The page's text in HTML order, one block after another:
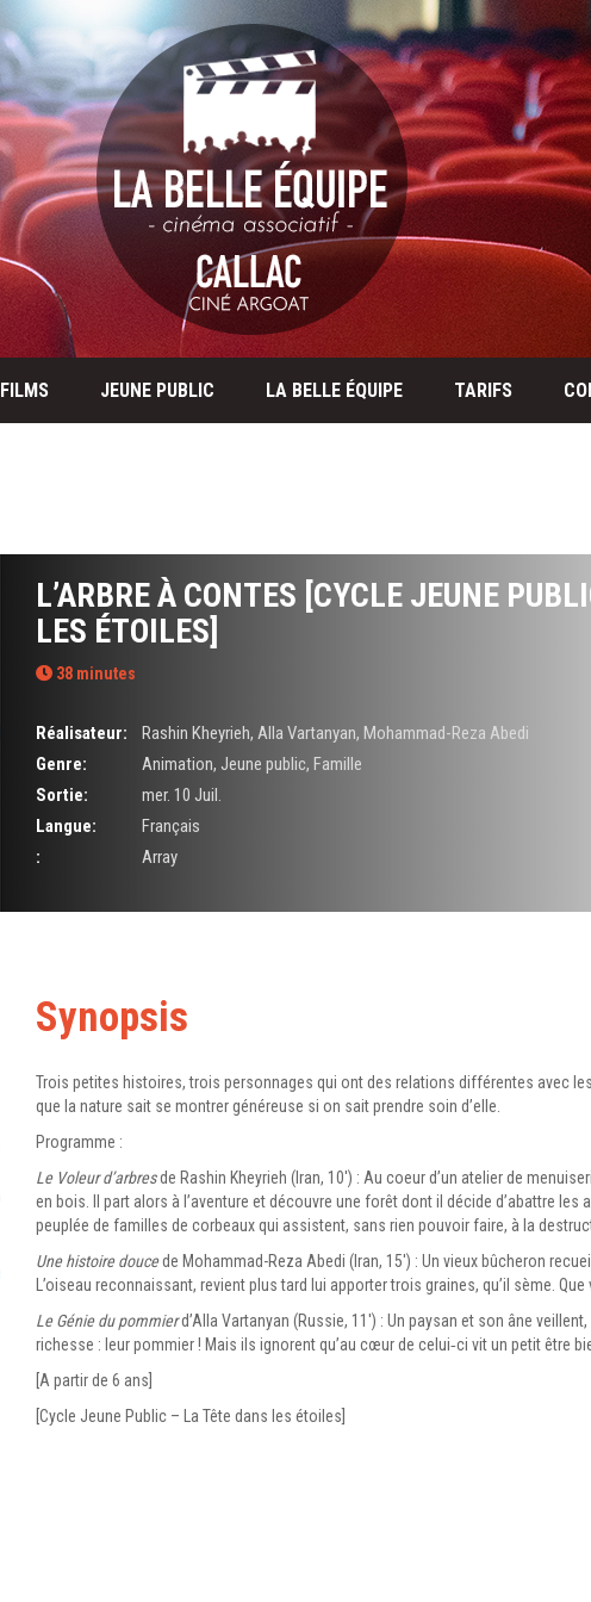
FILMS JEUNE PUBLIC LA BELLE ÉQUIPE TARIFS
L’ARBRE À CONTES [CYCLE JEUNE
LES ÉTOILES]
38 minutes
Réalisateur: Rashin Kheyrieh, Alla Vartanyan, Mohammad-Reza Abedi
Genre:
Animation, Jeune public, Famille
Sortie:
mer. 10 Juil.
Langue:
Français
:
Array
Synopsis
Trois petites histoires, trois personnages qui ont des relations différentes avec
que la nature sait se montrer généreuse si on sait prendre soin d’elle.
Programme :
Le Voleur d’arbresde Rashin Kheyrieh (Iran, 10′) : Au coeur d’un atelier de
en bois. Il part alors à l’aventure et découvre une forêt dont il décide d’abattre
peuplée de familles de corbeaux qui assistent, sans rien pouvoir faire, à la
Une histoire doucede Mohammad-Reza Abedi (Iran, 15′) : Un vieux bûcheron
L’oiseau reconnaissant, revient plus tard lui apporter trois graines, qu’il sème. Que
Le Génie du pommierd’Alla Vartanyan (Russie, 11′) : Un paysan et son âne
richesse : leur pommier ! Mais ils ignorent qu’au cœur de celui‑ci vit un petit être
[A partir de 6 ans]
[Cycle Jeune Public – La Tête dans les étoiles]